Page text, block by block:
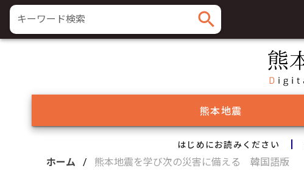
キーワード検索 search
熊本地震
はじめにお読みください
ホーム / 熊本地震を学び次の災害に備える 韓国語版